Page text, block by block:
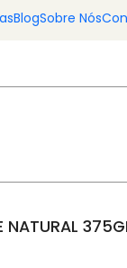
BlogSobre Nós
NATURAL